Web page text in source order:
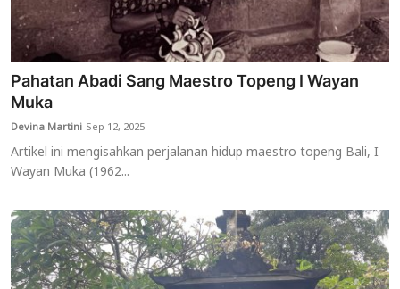
Pahatan Abadi Sang Maestro Topeng I Wayan
Muka
Devina Martini Sep 12, 2025
Artikel ini mengisahkan perjalanan hidup maestro topeng Bali, I
Wayan Muka (1962...